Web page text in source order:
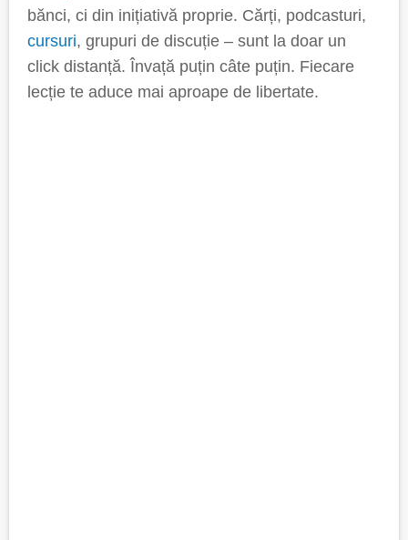
bănci, ci din inițiativă proprie. Cărți, podcasturi,
cursuri, grupuri de discuție – sunt la doar un
click distanță. Învață puțin câte puțin. Fiecare
lecție te aduce mai aproape de libertate.